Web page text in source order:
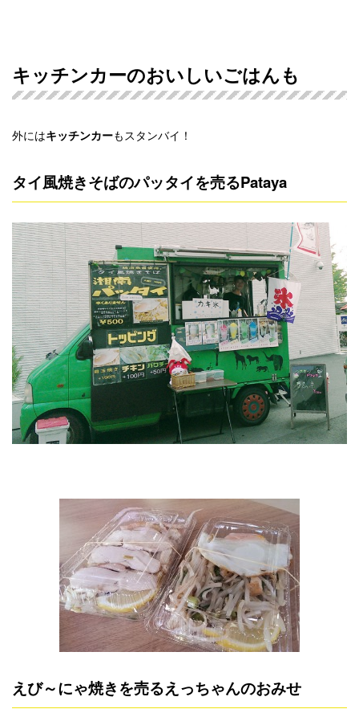
キッチンカーのおいしいごはんも
外にはキッチンカーもスタンバイ！
タイ風焼きそばのパッタイを売るPataya
えび～にゃ焼きを売るえっちゃんのおみせ